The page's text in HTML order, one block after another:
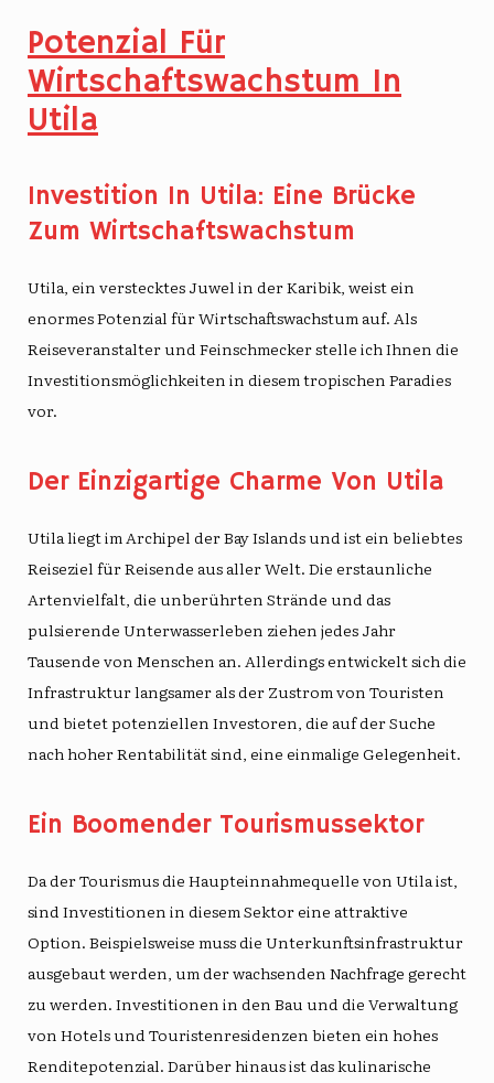
Potenzial Für
Wirtschaftswachstum In
Utila
Investition In Utila: Eine Brücke
Zum Wirtschaftswachstum
Utila, ein verstecktes Juwel in der Karibik, weist ein
enormes Potenzial für Wirtschaftswachstum auf. Als
Reiseveranstalter und Feinschmecker stelle ich Ihnen die
Investitionsmöglichkeiten in diesem tropischen Paradies
vor.
Der Einzigartige Charme Von Utila
Utila liegt im Archipel der Bay Islands und ist ein beliebtes
Reiseziel für Reisende aus aller Welt. Die erstaunliche
Artenvielfalt, die unberührten Strände und das
pulsierende Unterwasserleben ziehen jedes Jahr
Tausende von Menschen an. Allerdings entwickelt sich die
Infrastruktur langsamer als der Zustrom von Touristen
und bietet potenziellen Investoren, die auf der Suche
nach hoher Rentabilität sind, eine einmalige Gelegenheit.
Ein Boomender Tourismussektor
Da der Tourismus die Haupteinnahmequelle von Utila ist,
sind Investitionen in diesem Sektor eine attraktive
Option. Beispielsweise muss die Unterkunftsinfrastruktur
ausgebaut werden, um der wachsenden Nachfrage gerecht
zu werden. Investitionen in den Bau und die Verwaltung
von Hotels und Touristenresidenzen bieten ein hohes
Renditepotenzial. Darüber hinaus ist das kulinarische